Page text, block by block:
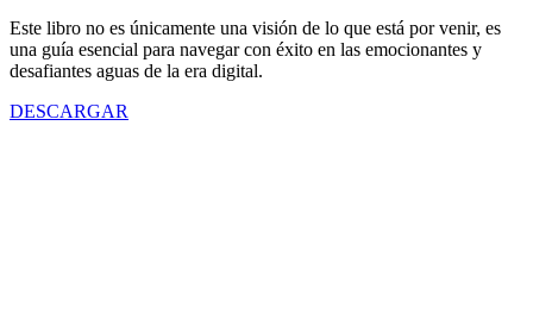
Este libro no es únicamente una visión de lo que está por venir, es
una guía esencial para navegar con éxito en las emocionantes y
desafiantes aguas de la era digital.
DESCARGAR